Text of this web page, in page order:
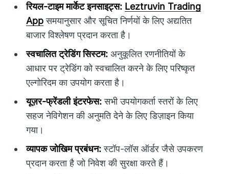
रियल-टाइम मार्केट इनसाइट्स: Leztruvin Trading
Appसमयानुसार और सूचित निर्णयों के लिए अद्यतित
बाजार विश्लेषण प्रदान करता है।
स्वचालित ट्रेडिंग सिस्टम: अनुकूलित रणनीतियों के
आधार पर ट्रेडिंग को स्वचालित करने के लिए परिष्कृत
एल्गोरिदम का उपयोग करता है।
यूज़र-फ्रेंडली इंटरफेस:सभी उपयोगकर्ता स्तरों के लिए
सहज नेविगेशन की अनुमति देने के लिए डिज़ाइन किया
गया।
व्यापक जोखिम प्रबंधन:स्टॉप-लॉस ऑर्डर जैसे उपकरण
प्रदान करता है जो निवेश की सुरक्षा करते हैं।